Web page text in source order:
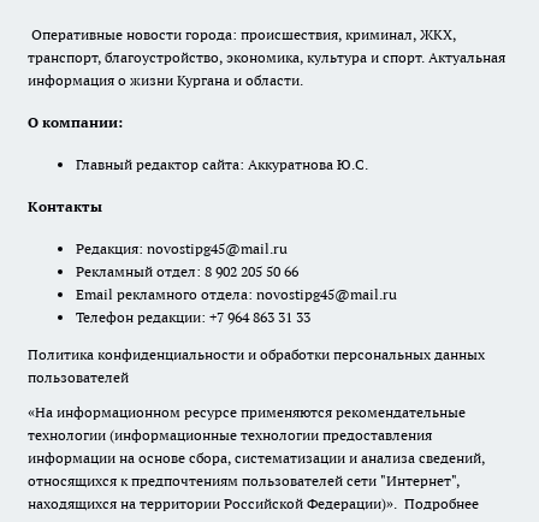
Оперативные новости города: происшествия, криминал, ЖКХ,
транспорт, благоустройство, экономика, культура и спорт. Актуальная
информация о жизни Кургана и области.
О компании:
Главный редактор сайта: Аккуратнова Ю.С.
Контакты
Редакция: novostipg45@mail.ru
Рекламный отдел: 8 902 205 50 66
Email рекламного отдела: novostipg45@mail.ru
Телефон редакции: +7 964 863 31 33
Политика конфиденциальности и обработки персональных данных
пользователей
«На информационном ресурсе применяются рекомендательные
технологии (информационные технологии предоставления
информации на основе сбора, систематизации и анализа сведений,
относящихся к предпочтениям пользователей сети "Интернет",
находящихся на территории Российской Федерации)». Подробнее